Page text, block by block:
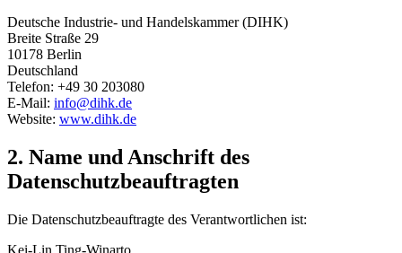
Deutsche Industrie- und Handelskammer (DIHK)
Breite Straße 29
10178 Berlin
Deutschland
Telefon: +49 30 203080
E-Mail: info@dihk.de
Website: www.dihk.de
2. Name und Anschrift des
Datenschutzbeauftragten
Die Datenschutzbeauftragte des Verantwortlichen ist:
Kei-Lin Ting-Winarto